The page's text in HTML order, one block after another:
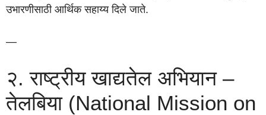
उभारणीसाठी आर्थिक सहाय्य दिले जाते.
—
२. राष्ट्रीय खाद्यतेल अभियान –
तेलबिया (National Mission on